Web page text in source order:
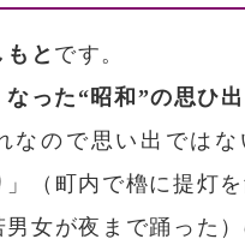
もと です。
なった“昭和”の思ひ出
なので思い出ではな
（町内で櫓に提灯
女が夜まで踊った